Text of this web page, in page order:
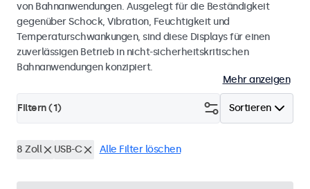
von Bahnanwendungen. Ausgelegt für die Beständigkeit
gegenüber Schock, Vibration, Feuchtigkeit und
Temperaturschwankungen, sind diese Displays für einen
zuverlässigen Betrieb in nicht-sicherheitskritischen
Bahnanwendungen konzipiert.
Mehr anzeigen
Sortieren
Filtern (1)
8 Zoll USB-C Alle Filter löschen